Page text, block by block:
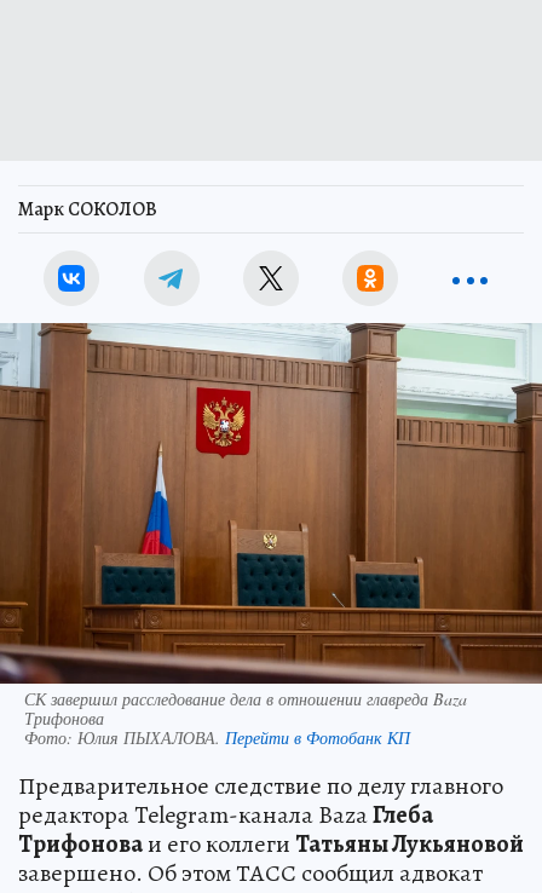
Марк СОКОЛОВ
СК завершил расследование дела в отношении главреда Baza
Трифонова
Фото: Юлия ПЫХАЛОВА. Перейти в Фотобанк КП
Предварительное следствие по делу главного
редактора Telegram-канала BazaГлеба
Трифоноваи его коллеги Татьяны Лукьяновой
завершено. Об этом ТАСС сообщил адвокат